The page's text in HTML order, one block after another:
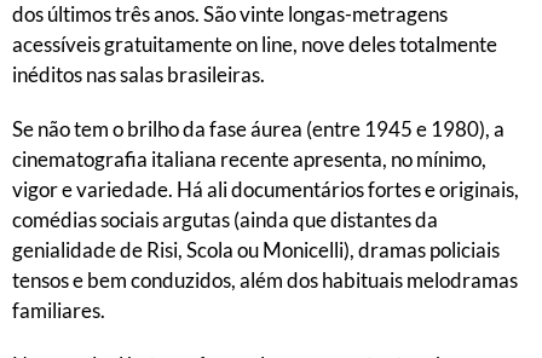
dos últimos três anos. São vinte longas-metragens
acessíveis gratuitamente on line, nove deles totalmente
inéditos nas salas brasileiras.
Se não tem o brilho da fase áurea (entre 1945 e 1980), a
cinematografia italiana recente apresenta, no mínimo,
vigor e variedade. Há ali documentários fortes e originais,
comédias sociais argutas (ainda que distantes da
genialidade de Risi, Scola ou Monicelli), dramas policiais
tensos e bem conduzidos, além dos habituais melodramas
familiares.